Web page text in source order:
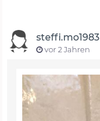
steffi.mo1983
vor 2 Jahren